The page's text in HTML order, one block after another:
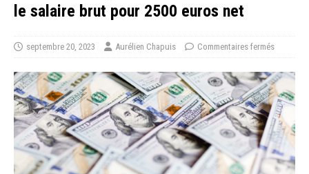
le salaire brut pour 2500 euros net
septembre 20, 2023 Aurélien Chapuis Commentaires fermés